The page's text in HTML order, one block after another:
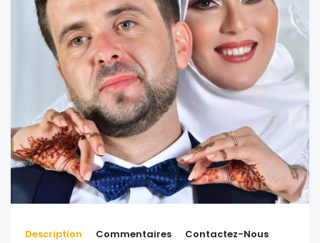
Description Commentaires Contactez-Nous